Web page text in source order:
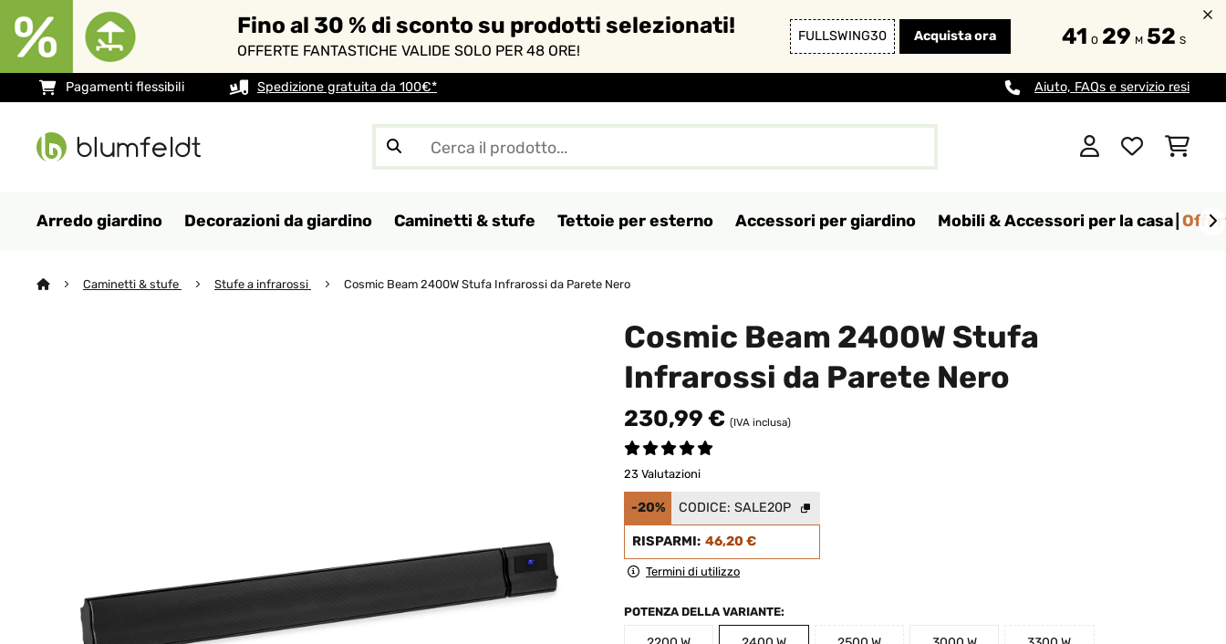
Fino al 30 % di sconto su prodotti selezionati!
OFFERTE FANTASTICHE VALIDE SOLO PER 48 ORE!
FULLSWING30 Acquista ora 41 O 29 M 52 S
Pagamenti flessibili Spedizione gratuita da 100€* Aiuto, FAQs e servizio resi
Arredo giardino Decorazioni da giardino Caminetti & stufe Tettoie per esterno Accessori per giardino Mobili & Accessori per la casa
Caminetti & stufe Stufe a infrarossi Cosmic Beam 2400W Stufa Infrarossi da Parete Nero
Cosmic Beam 2400W Stufa
Infrarossi da Parete Nero
230,99 € (IVA inclusa)
23 Valutazioni
-20% CODICE: SALE20P
RISPARMI: 46,20 €
Termini di utilizzo
POTENZA DELLA VARIANTE: